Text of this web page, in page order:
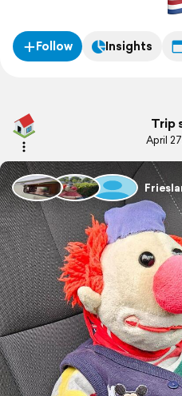
Follow Insights
Trip
April